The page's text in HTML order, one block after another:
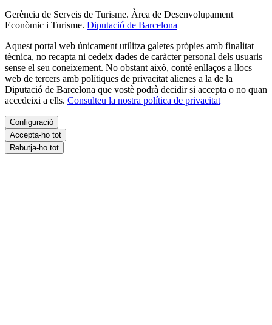
Gerència de Serveis de Turisme. Àrea de Desenvolupament
Econòmic i Turisme. Diputació de Barcelona
Aquest portal web únicament utilitza galetes pròpies amb finalitat
tècnica, no recapta ni cedeix dades de caràcter personal dels usuaris
sense el seu coneixement. No obstant això, conté enllaços a llocs
web de tercers amb polítiques de privacitat alienes a la de la
Diputació de Barcelona que vostè podrà decidir si accepta o no quan
accedeixi a ells. Consulteu la nostra política de privacitat
Configuració
Accepta-ho tot
Rebutja-ho tot